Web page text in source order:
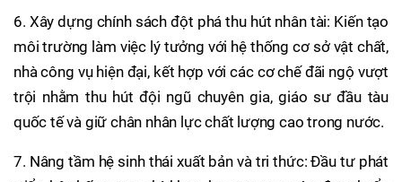
6. Xây dựng chính sách đột phá thu hút nhân tài: Kiến tạo
môi trường làm việc lý tưởng với hệ thống cơ sở vật chất,
nhà công vụ hiện đại, kết hợp với các cơ chế đãi ngộ vượt
trội nhằm thu hút đội ngũ chuyên gia, giáo sư đầu tàu
quốc tế và giữ chân nhân lực chất lượng cao trong nước.
7. Nâng tầm hệ sinh thái xuất bản và tri thức: Đầu tư phát